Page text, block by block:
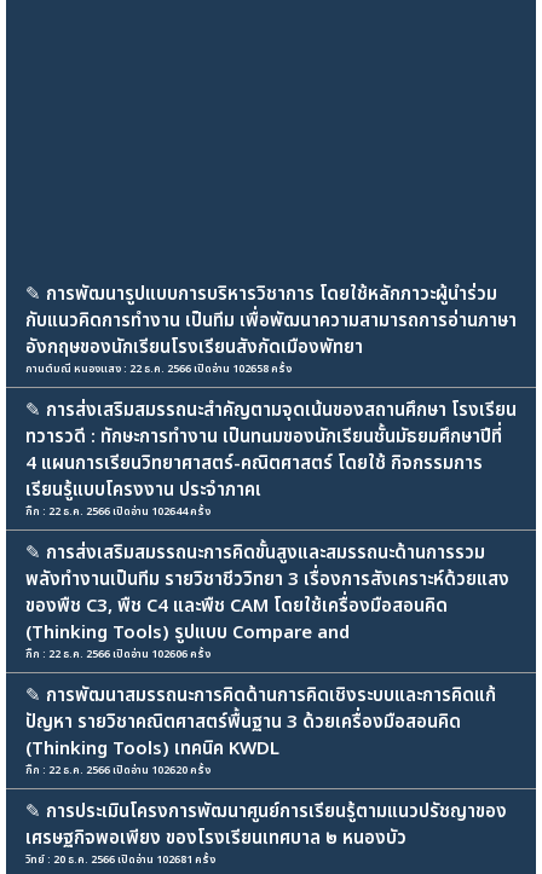
✎ การพัฒนารูปแบบการบริหารวิชาการ โดยใช้หลักภาวะผู้นำร่วม
กับแนวคิดการทำงาน เป็นทีม เพื่อพัฒนาความสามารถการอ่านภาษา
อังกฤษของนักเรียนโรงเรียนสังกัดเมืองพัทยา
กานต์มณี หนองแสง : 22 ธ.ค. 2566 เปิดอ่าน 102658 ครั้ง
✎ การส่งเสริมสมรรถนะสำคัญตามจุดเน้นของสถานศึกษา โรงเรียน
ทวารวดี : ทักษะการทำงาน เป็นทuมของนักเรียนชั้นมัธยมศึกษาปีที่
4 แผนการเรียนวิทยาศาสตร์-คณิตศาสตร์ โดยใช้ กิจกรรมการ
เรียนรู้แบบโครงงาน ประจำภาคเ
กิ๊ก : 22 ธ.ค. 2566 เปิดอ่าน 102644 ครั้ง
✎ การส่งเสริมสมรรถนะการคิดขั้นสูงและสมรรถนะด้านการรวม
พลังทำงานเป็นทีม รายวิชาชีววิทยา 3 เรื่องการสังเคราะห์ด้วยแสง
ของพืช C3, พืช C4 และพืช CAM โดยใช้เครื่องมือสอนคิด
(Thinking Tools) รูปแบบ Compare and
กิ๊ก : 22 ธ.ค. 2566 เปิดอ่าน 102606 ครั้ง
✎ การพัฒนาสมรรถนะการคิดด้านการคิดเชิงระบบและการคิดแก้
ปัญหา รายวิชาคณิตศาสตร์พื้นฐาน 3 ด้วยเครื่องมือสอนคิด
(Thinking Tools) เทคนิค KWDL
กิ๊ก : 22 ธ.ค. 2566 เปิดอ่าน 102620 ครั้ง
✎ การประเมินโครงการพัฒนาศูนย์การเรียนรู้ตามแนวปรัชญาของ
เศรษฐกิจพอเพียง ของโรงเรียนเทศบาล ๒ หนองบัว
วิทย์ : 20 ธ.ค. 2566 เปิดอ่าน 102681 ครั้ง